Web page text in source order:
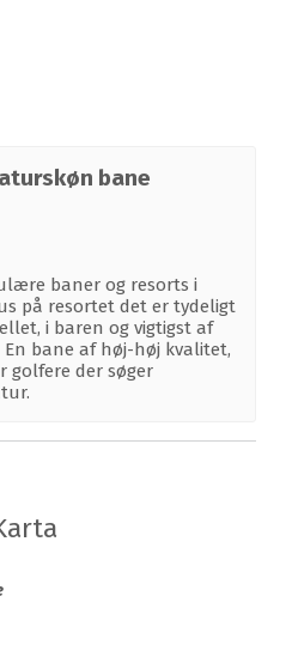
bane
baner og resorts i
på resortet det er tydeligt
i baren og vigtigst af
bane af høj-høj kvalitet,
golfere der søger